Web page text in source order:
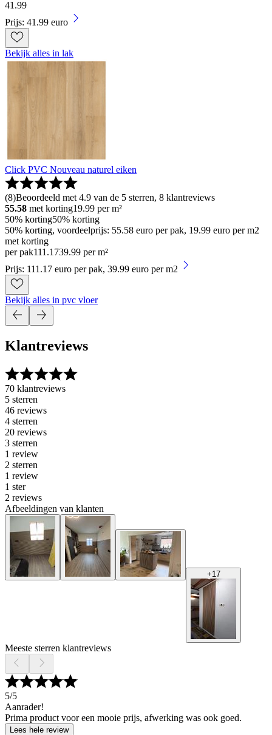
41 .99
Prijs: 41.99 euro
Bekijk alles in lak
Click PVC Nouveau naturel eiken
(8)Beoordeeld met 4.9 van de 5 sterren, 8 klantreviews
55.58 met korting19.99 per m²
50% korting50% korting
50% korting, voordeelprijs: 55.58 euro per pak, 19.99 euro per m2
met korting
per pak111 .1739.99 per m²
Prijs: 111.17 euro per pak, 39.99 euro per m2
Bekijk alles in pvc vloer
Klantreviews
70 klantreviews
5 sterren
46 reviews
4 sterren
20 reviews
3 sterren
1 review
2 sterren
1 review
1 ster
2 reviews
Afbeeldingen van klanten
+17
Meeste sterren klantreviews
5/5
Aanrader!
Prima product voor een mooie prijs, afwerking was ook goed.
Lees hele review